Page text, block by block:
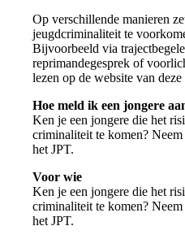
Op verschillende manieren
jeugdcriminaliteit te
Bijvoorbeeld via
reprimandegesprek of
lezen op de website van deze
Hoe meld ik een jongere
Ken je een jongere die het
criminaliteit te komen?
het JPT.
Voor wie
Ken je een jongere die het
criminaliteit te komen?
het JPT.